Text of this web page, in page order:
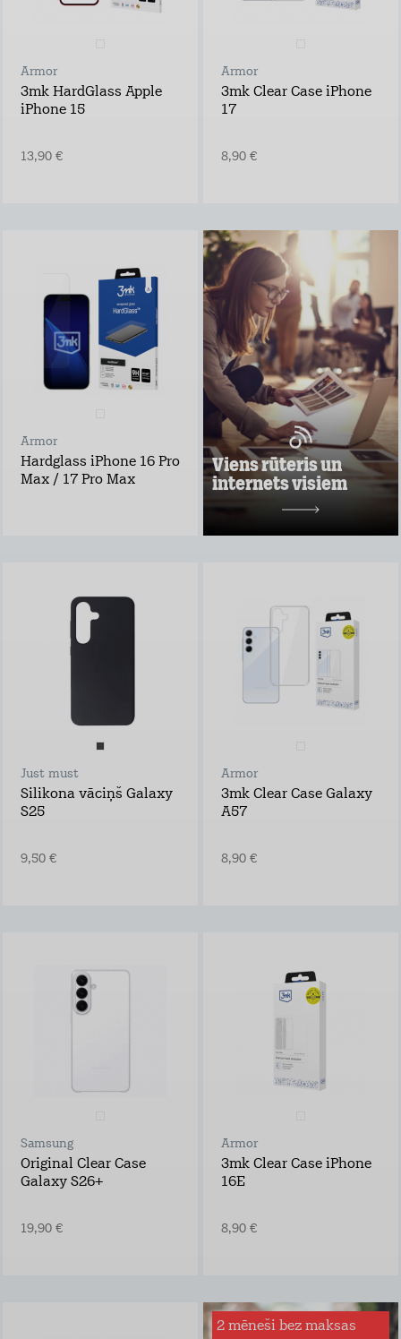
Armor
3mk HardGlass Apple
iPhone 15
13,90 €
Armor
3mk Clear Case iPhone
17
8,90 €
Armor
Hardglass iPhone 16 Pro
Max / 17 Pro Max
Viens rūteris un
internets visiem
Viens rūteris un
internets visiem
Lieto rūteri visur,
kur rozete!
noformē
pieteikumu tepat
atvedīsim bez
maksas
ņem rūteri līdzi un
lieto internetu
visur
Pārbaudi, kas
vislabāk der tavā
adresē un noformē
darījumu!
Just must
Silikona vāciņš Galaxy
S25
9,50 €
Armor
3mk Clear Case Galaxy
A57
8,90 €
Samsung
Original Clear Case
Galaxy S26+
19,90 €
Armor
3mk Clear Case iPhone
16E
8,90 €
2 mēneši bez maksas